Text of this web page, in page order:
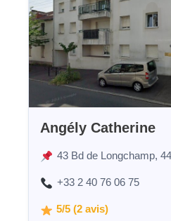
Angély Catherine
43 Bd de Longchamp,
+33 2 40 76 06 75
5/5 (2 avis)